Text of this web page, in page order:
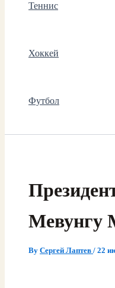
Теннис
Хоккей
Футбол
Мевунгу
By Сергей Лаптев / 22